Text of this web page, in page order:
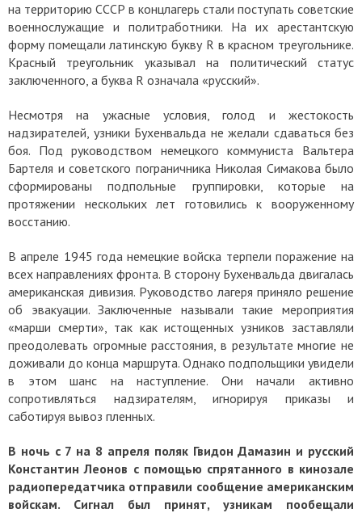
на территорию СССР в концлагерь стали поступать советские
военнослужащие и политработники. На их арестантскую
форму помещали латинскую букву R в красном треугольнике.
Красный треугольник указывал на политический статус
заключенного, а буква R означала «русский».
Несмотря на ужасные условия, голод и жестокость
надзирателей, узники Бухенвальда не желали сдаваться без
боя. Под руководством немецкого коммуниста Вальтера
Бартеля и советского пограничника Николая Симакова было
сформированы подпольные группировки, которые на
протяжении нескольких лет готовились к вооруженному
восстанию.
В апреле 1945 года немецкие войска терпели поражение на
всех направлениях фронта. В сторону Бухенвальда двигалась
американская дивизия. Руководство лагеря приняло решение
об эвакуации. Заключенные называли такие мероприятия
«марши смерти», так как истощенных узников заставляли
преодолевать огромные расстояния, в результате многие не
доживали до конца маршрута. Однако подпольщики увидели
в этом шанс на наступление. Они начали активно
сопротивляться надзирателям, игнорируя приказы и
саботируя вывоз пленных.
В ночь с 7 на 8 апреля поляк Гвидон Дамазин и русский
Константин Леонов с помощью спрятанного в кинозале
радиопередатчика отправили сообщение американским
войскам. Сигнал был принят, узникам пообещали